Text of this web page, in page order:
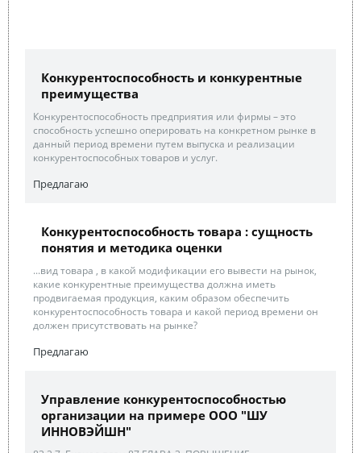
Конкурентоспособность и конкурентные
преимущества
Конкурентоспособность предприятия или фирмы – это
способность успешно оперировать на конкретном рынке в
данный период времени путем выпуска и реализации
конкурентоспособных товаров и услуг.
Предлагаю
Конкурентоспособность товара : сущность
понятия и методика оценки
...вид товара , в какой модификации его вывести на рынок,
какие конкурентные преимущества должна иметь
продвигаемая продукция, каким образом обеспечить
конкурентоспособность товара и какой период времени он
должен присутствовать на рынке?
Предлагаю
Управление конкурентоспособностью
организации на примере ООО "ШУ
ИННОВЭЙШН"